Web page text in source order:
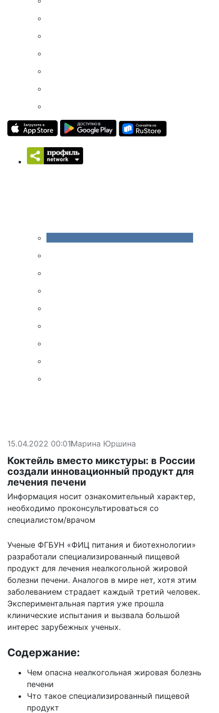
15.04.2022 00:01Марина Юршина
Коктейль вместо микстуры: в России
создали инновационный продукт для
лечения печени
Информация носит ознакомительный характер,
необходимо проконсультироваться со
специалистом/врачом
Ученые ФГБУН «ФИЦ питания и биотехнологии»
разработали специализированный пищевой
продукт для лечения неалкогольной жировой
болезни печени. Аналогов в мире нет, хотя этим
заболеванием страдает каждый третий человек.
Экспериментальная партия уже прошла
клинические испытания и вызвала большой
интерес зарубежных ученых.
Содержание:
Чем опасна неалкогольная жировая болезнь
печени
Что такое специализированный пищевой
продукт